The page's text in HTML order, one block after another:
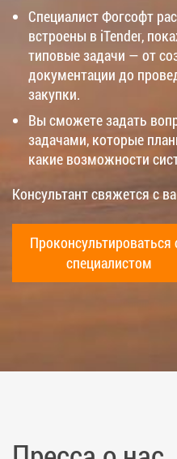
Специалист Фогсофт
встроены в iTender,
типовые задачи — от
документации до
закупки.
Вы сможете задать
задачами, которые
какие возможности
Консультант свяжется с
Проконсультироваться
специалистом